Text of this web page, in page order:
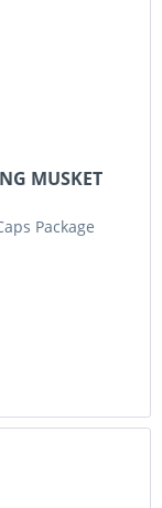
MUSKET
Package